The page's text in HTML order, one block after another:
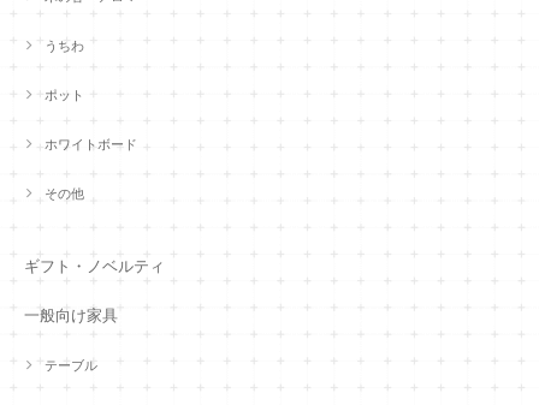
うちわ
ポット
ホワイトボード
その他
ギフト・ノベルティ
一般向け家具
テーブル